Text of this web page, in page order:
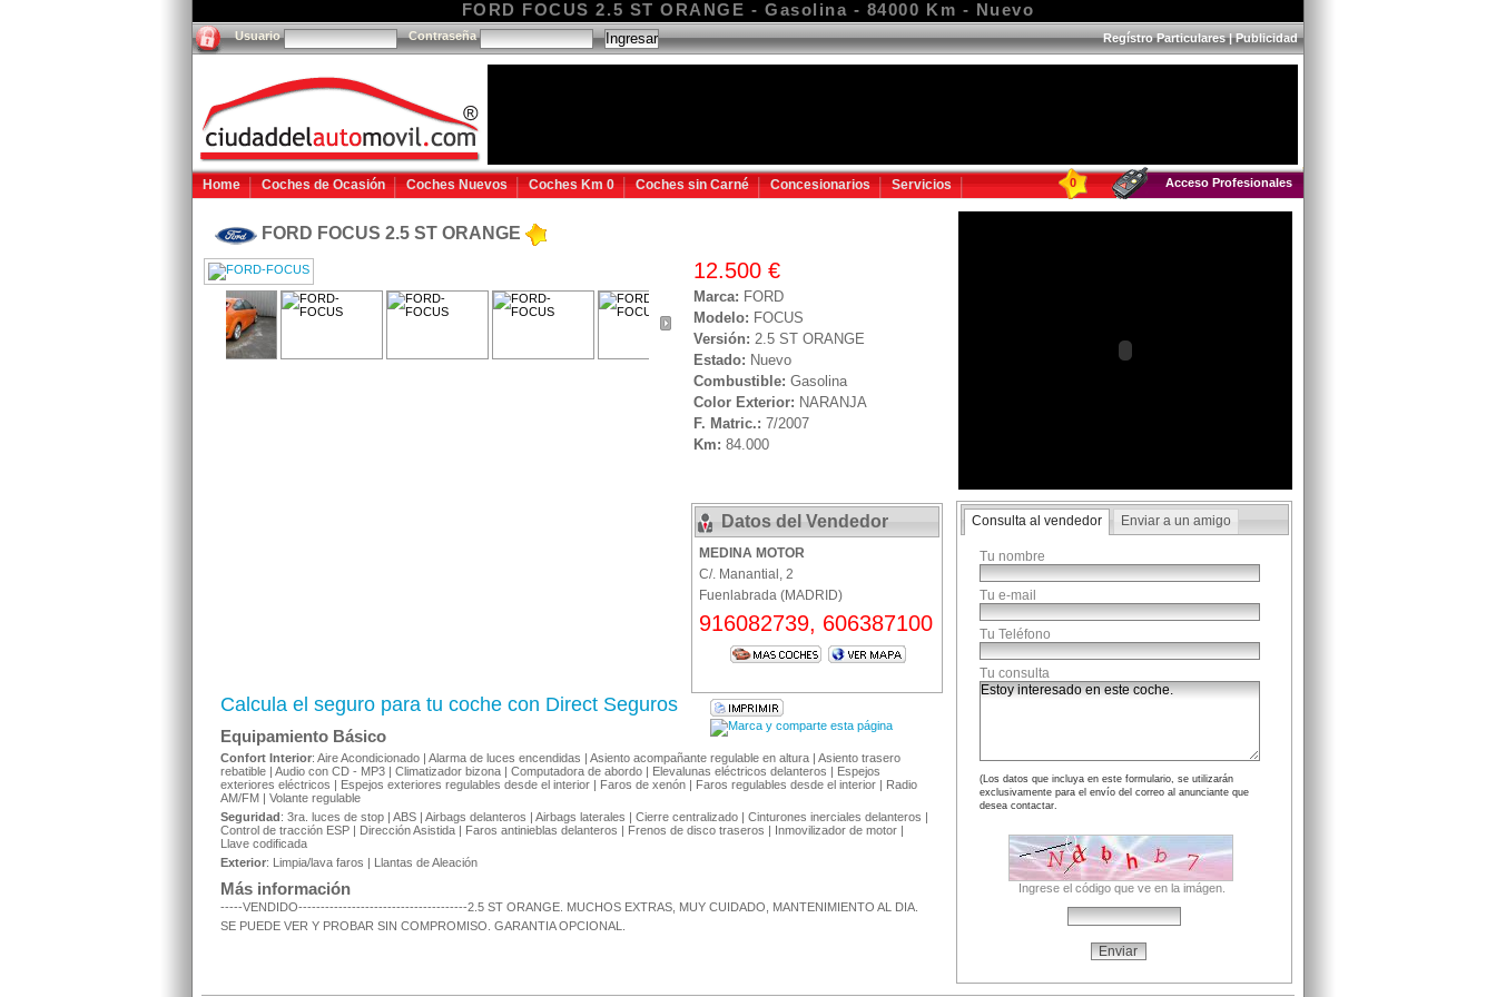
FORD FOCUS 2.5 ST ORANGE - Gasolina - 84000 Km - Nuevo
Usuario Contraseña Regístro Particulares|Publicidad
Home Coches de Ocasión Coches Nuevos Coches Km 0 Coches sin Carné Concesionarios Servicios 0 Acceso Profesionales
FORD FOCUS 2.5 ST ORANGE
12.500 €
Marca: FORD
Modelo: FOCUS
Versión: 2.5 ST ORANGE
Estado: Nuevo
Combustible: Gasolina
Color Exterior: NARANJA
F. Matric.: 7/2007
Km: 84.000
Datos del Vendedor
MEDINA MOTOR
C/. Manantial, 2
Fuenlabrada (MADRID)
916082739, 606387100
Consulta al vendedor Enviar a un amigo
Tu nombre
Tu e-mail
Tu Teléfono
Tu consulta
(Los datos que incluya en este formulario, se utilizarán
exclusivamente para el envío del correo al anunciante que
desea contactar.
Ingrese el código que ve en la imágen.
Calcula el seguro para tu coche con Direct Seguros
Equipamiento Básico
Confort Interior: Aire Acondicionado | Alarma de luces encendidas | Asiento acompañante regulable en altura | Asiento trasero
rebatible | Audio con CD - MP3 | Climatizador bizona | Computadora de abordo | Elevalunas eléctricos delanteros | Espejos
exteriores eléctricos | Espejos exteriores regulables desde el interior | Faros de xenón | Faros regulables desde el interior | Radio
AM/FM | Volante regulable
Seguridad: 3ra. luces de stop | ABS | Airbags delanteros | Airbags laterales | Cierre centralizado | Cinturones inerciales delanteros |
Control de tracción ESP | Dirección Asistida | Faros antinieblas delanteros | Frenos de disco traseros | Inmovilizador de motor |
Llave codificada
Exterior: Limpia/lava faros | Llantas de Aleación
Más información
-----VENDIDO--------------------------------------2.5 ST ORANGE. MUCHOS EXTRAS, MUY CUIDADO, MANTENIMIENTO AL DIA.
SE PUEDE VER Y PROBAR SIN COMPROMISO. GARANTIA OPCIONAL.